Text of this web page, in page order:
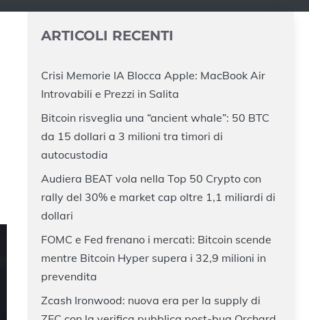
ARTICOLI RECENTI
Crisi Memorie IA Blocca Apple: MacBook Air
Introvabili e Prezzi in Salita
Bitcoin risveglia una “ancient whale”: 50 BTC
da 15 dollari a 3 milioni tra timori di
autocustodia
Audiera BEAT vola nella Top 50 Crypto con
rally del 30% e market cap oltre 1,1 miliardi di
dollari
FOMC e Fed frenano i mercati: Bitcoin scende
mentre Bitcoin Hyper supera i 32,9 milioni in
prevendita
Zcash Ironwood: nuova era per la supply di